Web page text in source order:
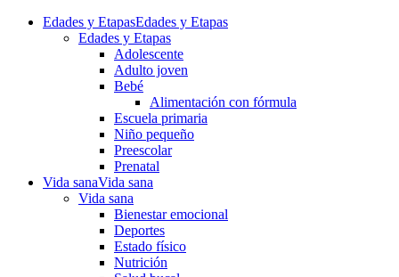
Edades y EtapasEdades y Etapas
Edades y Etapas
Adolescente
Adulto joven
Bebé
Alimentación con fórmula
Escuela primaria
Niño pequeño
Preescolar
Prenatal
Vida sanaVida sana
Vida sana
Bienestar emocional
Deportes
Estado físico
Nutrición